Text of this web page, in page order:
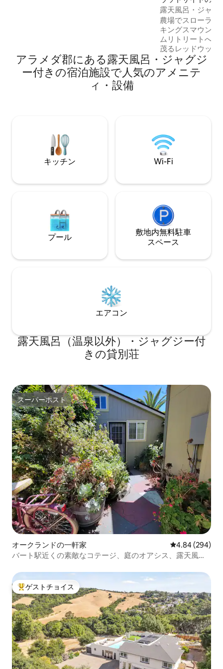
パ／プール（午前9時～午後10時）は、一
泊するゲストのみが共同で利用できま
す。ホストは2階に住んでいます。
テイ
露天風呂・ジャグ
アパート、森と海
農場でスローライ
キングスマウン
ムリトリートへよ
茂るレッドウッド
り、オーシャン
ト、専用の湯船を
アパートは、鶏が
の住まいの下の階
と駐車場があり、
ーベキューエリア
アラメダ郡にある露天風呂・ジャグジ
ー付きの宿泊施設で人気のアメニテ
ィ・設備
キッチン Wi-Fi
プール
敷地内無料駐⁠車
ス⁠ペ⁠ー⁠ス
エアコン
露天風呂（温泉以外）・ジャグジー付
きの貸別荘
スーパーホスト
スーパーホスト
オークランドの一軒家 レビュー294
4.84 (294)
バート駅近くの素敵なコテージ、庭のオアシス、露天風呂
大好評のゲストチョイスです。
ゲストチョイス